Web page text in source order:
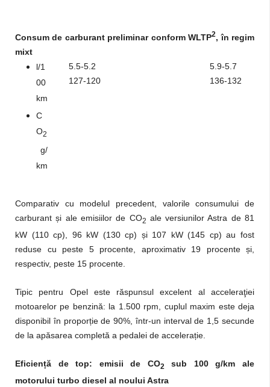
Consum de carburant preliminar conform WLTP2, în regim
mixt
l/1
00
km
C
O2
g/
km
5.5-5.2
127-120
5.9-5.7
136-132
Comparativ cu modelul precedent, valorile consumului de
carburant și ale emisiilor de CO2 ale versiunilor Astra de 81
kW (110 cp), 96 kW (130 cp) și 107 kW (145 cp) au fost
reduse cu peste 5 procente, aproximativ 19 procente și,
respectiv, peste 15 procente.
Tipic pentru Opel este răspunsul excelent al acceleraţiei
motoarelor pe benzină: la 1.500 rpm, cuplul maxim este deja
disponibil în proporție de 90%, într-un interval de 1,5 secunde
de la apăsarea completă a pedalei de accelerație.
Eficiență de top: emisii de CO2
sub 100 g/km ale
motorului turbo diesel al noului Astra